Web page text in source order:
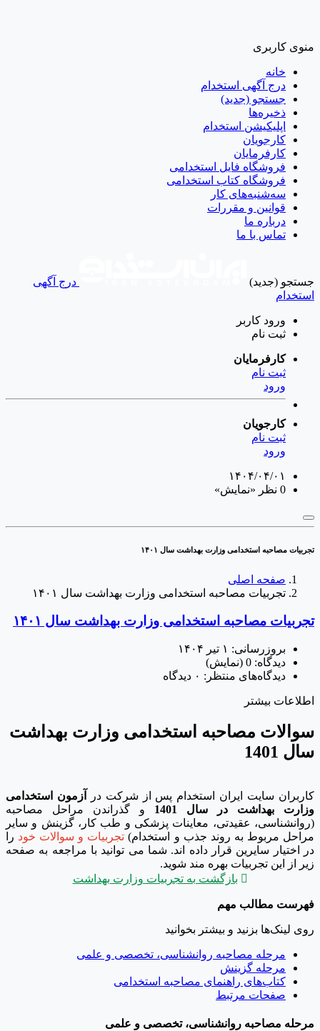
منوی کاربری
خانه
درج آگهی استخدام
جستجو (جدید)
ذخیره‌ها
اپلیکیشن استخدام
کارجویان
کارفرمایان
فروشگاه فایل استخدامی
فروشگاه کتاب استخدامی
سه‌شنبه‌های کار
قوانین و مقررات
درباره ما
تماس با ما
جستجو (جدید)
درج آگهی
استخدام
ورود کاربر
ثبت نام
کارفرمایان
ثبت نام
ورود
کارجویان
ثبت نام
ورود
۱۴۰۴/۰۴/۰۱
0 نظر
«نمایش»
تجربیات مصاحبه استخدامی وزارت بهداشت سال ۱۴۰۱
صفحه اصلی
تجربیات مصاحبه استخدامی وزارت بهداشت سال ۱۴۰۱
تجربیات مصاحبه استخدامی وزارت بهداشت سال ۱۴۰۱
بروزرسانی: ۱ تیر ۱۴۰۴
دیدگاه: 0 (نمایش)
دیدگاه‌های منتظر: ۰ دیدگاه
اطلاعات بیشتر
سوالات مصاحبه استخدامی وزارت بهداشت
سال 1401
کاربران سایت ایران استخدام پس از شرکت در
آزمون استخدامی
وزارت بهداشت در سال 1401
و گذراندن مراحل مصاحبه
(روانشناسی، عقیدتی، معاینات پزشکی و طب کار، گزینش و سایر
مراحل مربوط به روند جذب و استخدام)تجربیات و سوالات خود را
در اختیار سایرین قرار داده اند. شما می توانید با مراجعه به صفحه
زیر از این تجربیات بهره مند شوید.
 بازگشت به تجربیات وزارت بهداشت
فهرست مطالب مهم
روی لینک‌ها بزنید و بیشتر بخوانید
مرحله مصاحبه روانشناسی، تخصصی و علمی
مرحله گزینش
کتاب‌های راهنمای مصاحبه استخدامی
صفحات مرتبط
مرحله مصاحبه روانشناسی، تخصصی و علمی